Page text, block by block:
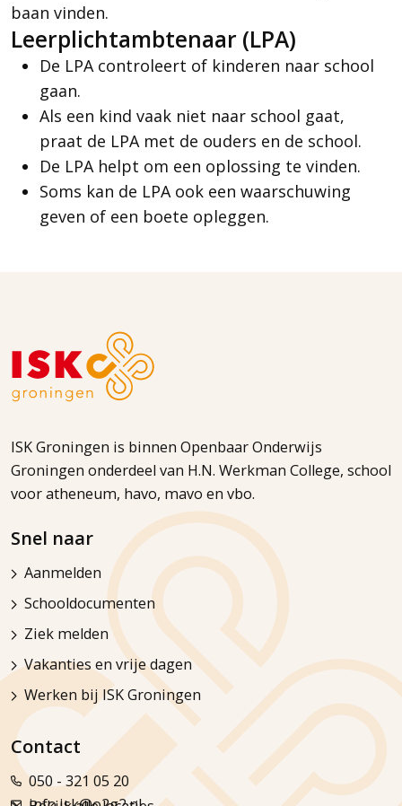
baan vinden.
Leerplichtambtenaar (LPA)
De LPA controleert of kinderen naar school
gaan.
Als een kind vaak niet naar school gaat,
praat de LPA met de ouders en de school.
De LPA helpt om een oplossing te vinden.
Soms kan de LPA ook een waarschuwing
geven of een boete opleggen.
ISK Groningen is binnen Openbaar Onderwijs
Groningen onderdeel van H.N. Werkman College, school
voor atheneum, havo, mavo en vbo.
Snel naar
Aanmelden
Schooldocumenten
Ziek melden
Vakanties en vrije dagen
Werken bij ISK Groningen
Contact
050 - 321 05 20